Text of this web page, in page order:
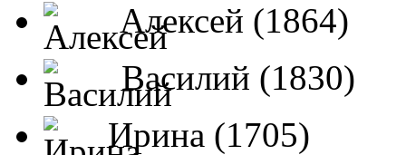
Алексей (1864)
Василий (1830)
Ирина (1705)